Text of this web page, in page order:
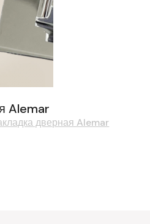
Alemar
дверная Alemar